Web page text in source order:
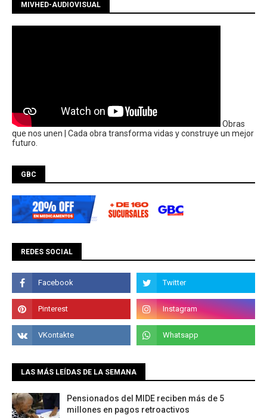
MIVHED-AUDIOVISUAL
Obras
que nos unen | Cada obra transforma vidas y construye un mejor
futuro.
GBC
REDES SOCIAL
LAS MÁS LEÍDAS DE LA SEMANA
Pensionados del MIDE reciben más de 5
millones en pagos retroactivos